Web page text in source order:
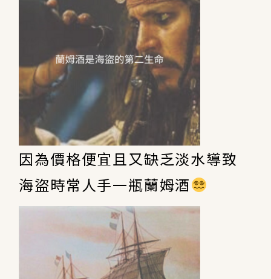
因為價格便宜且又缺乏淡水導致
海盜時常人手一瓶蘭姆酒